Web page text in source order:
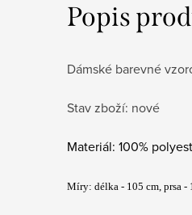
Popis
Dámské barevné
Stav zboží: nové
Materiál: 100%
Míry: délka - 105 cm, prsa -